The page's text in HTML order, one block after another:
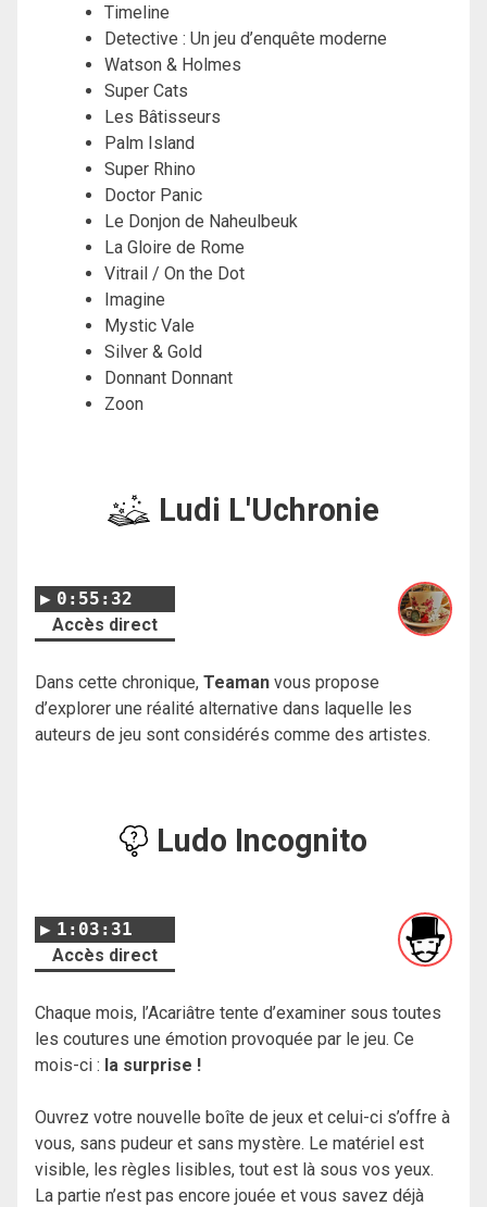
Timeline
Detective : Un jeu d’enquête moderne
Watson & Holmes
Super Cats
Les Bâtisseurs
Palm Island
Super Rhino
Doctor Panic
Le Donjon de Naheulbeuk
La Gloire de Rome
Vitrail / On the Dot
Imagine
Mystic Vale
Silver & Gold
Donnant Donnant
Zoon
Ludi L'Uchronie
0:55:32
Accès direct
Dans cette chronique, Teaman vous propose
d’explorer une réalité alternative dans laquelle les
auteurs de jeu sont considérés comme des artistes.
Ludo Incognito
1:03:31
Accès direct
Chaque mois, l’Acariâtre tente d’examiner sous toutes
les coutures une émotion provoquée par le jeu. Ce
mois-ci : la surprise !
Ouvrez votre nouvelle boîte de jeux et celui-ci s’offre à
vous, sans pudeur et sans mystère. Le matériel est
visible, les règles lisibles, tout est là sous vos yeux.
La partie n’est pas encore jouée et vous savez déjà